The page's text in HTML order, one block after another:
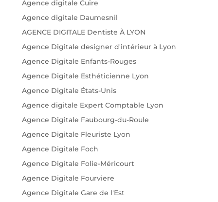
Agence digitale Cuire
Agence digitale Daumesnil
AGENCE DIGITALE Dentiste À LYON
Agence Digitale designer d'intérieur à Lyon
Agence Digitale Enfants-Rouges
Agence Digitale Esthéticienne Lyon
Agence Digitale États-Unis
Agence digitale Expert Comptable Lyon
Agence Digitale Faubourg-du-Roule
Agence Digitale Fleuriste Lyon
Agence Digitale Foch
Agence Digitale Folie-Méricourt
Agence Digitale Fourviere
Agence Digitale Gare de l'Est